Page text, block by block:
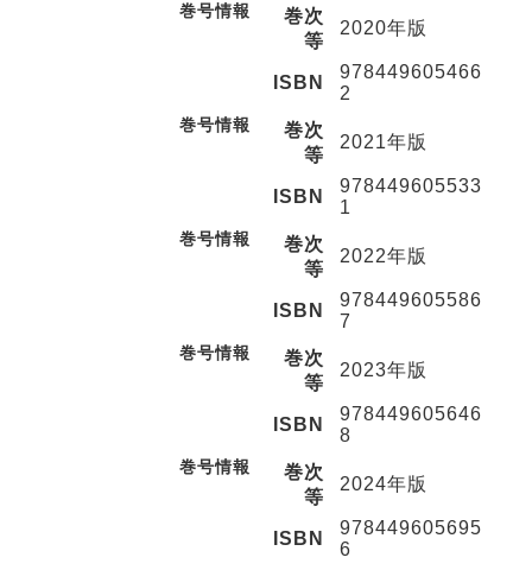
巻号情報
巻次
等
2020年版
ISBN
978449605466
2
巻号情報
巻次
等
2021年版
ISBN
978449605533
1
巻号情報
巻次
等
2022年版
ISBN
978449605586
7
巻号情報
巻次
等
2023年版
ISBN
978449605646
8
巻号情報
巻次
等
2024年版
ISBN
978449605695
6